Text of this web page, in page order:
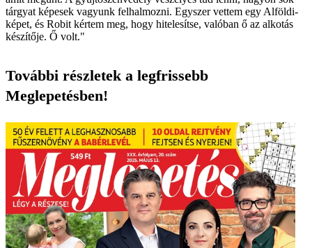
tárgyat képesek vagyunk felhalmozni. Egyszer vettem egy Alföldi-
képet, és Robit kértem meg, hogy hitelesítse, valóban ő az alkotás
készítője. Ő volt."
További részletek a legfrissebb
Meglepetésben!